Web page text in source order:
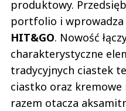
produktowy.
portfolio i wprowadza
HIT&GO. Nowość
charakterystyczne
tradycyjnych ciastek
ciastko oraz
razem otacza